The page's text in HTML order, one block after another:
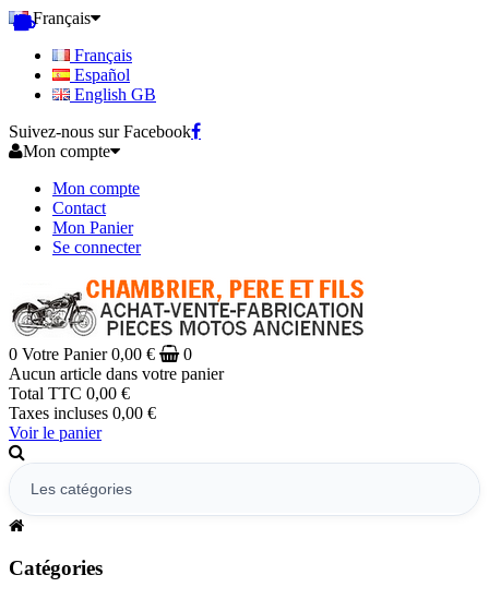
Français
Français
Español
English GB
Suivez-nous sur Facebook
Mon compte
Mon compte
Contact
Mon Panier
Se connecter
0 Votre Panier 0,00 €
0
Aucun article dans votre panier
Total TTC 0,00 €
Taxes incluses 0,00 €
Voir le panier
Catégories